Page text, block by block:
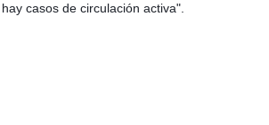
casos de circulación activa".